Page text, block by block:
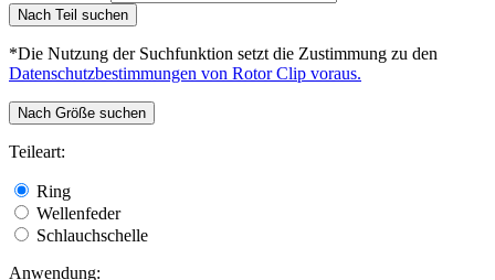
Nach Teil suchen
*Die Nutzung der Suchfunktion setzt die Zustimmung zu den
Datenschutzbestimmungen von Rotor Clip voraus.
Nach Größe suchen
Teileart:
Ring
Wellenfeder
Schlauchschelle
Anwendung: